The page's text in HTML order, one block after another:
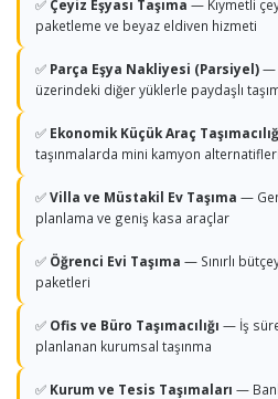
✅ Çeyiz Eşyası Taşıma — Kıymetli
paketleme ve beyaz eldiven hizmeti
✅ Parça Eşya Nakliyesi (Parsiyel)—
üzerindeki diğer yüklerle paydaşlı
✅ Ekonomik Küçük Araç
taşınmalarda mini kamyon alternatifleri
✅Villa ve Müstakil Ev Taşıma —
planlama ve geniş kasa araçlar
✅ Öğrenci Evi Taşıma — Sınırlı
paketleri
✅ Ofis ve Büro Taşımacılığı — İş
planlanan kurumsal taşınma
✅ Kurum ve Tesis Taşımaları —